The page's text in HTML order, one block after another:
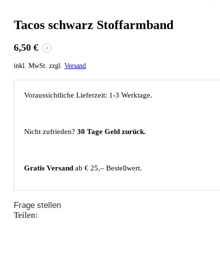
Tacos schwarz Stoffarmband
6,50 € i
inkl. MwSt. zzgl. Versand
Voraussichtliche Lieferzeit: 1-3 Werktage.
Nicht zufrieden? 30 Tage Geld zurück.
Gratis Versand ab € 25,– Bestellwert.
Frage stellen
Teilen: